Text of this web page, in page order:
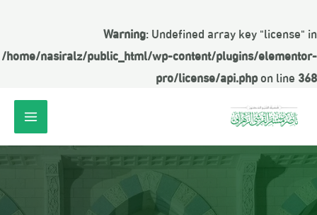
Warning: Undefined array key "license" in
/home/nasiralz/public_html/wp-content/plugins/elementor-
pro/license/api.phpon line 368